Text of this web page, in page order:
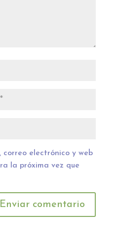
correo electrónico y web
la próxima vez que